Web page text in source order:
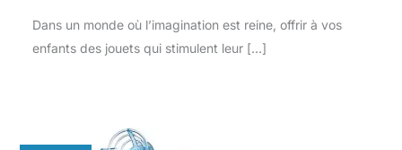
Dans un monde où l’imagination est reine, offrir à vos
enfants des jouets qui stimulent leur […]